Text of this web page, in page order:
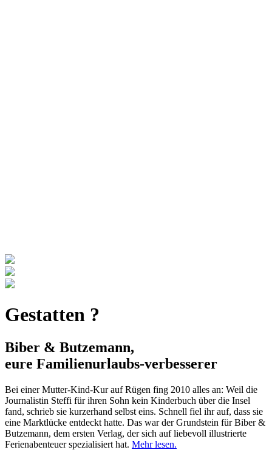
Gestatten ?
Biber & Butzemann,
eure Familienurlaubs-verbesserer
Bei einer Mutter-Kind-Kur auf Rügen fing 2010 alles an: Weil die
Journalistin Steffi für ihren Sohn kein Kinderbuch über die Insel
fand, schrieb sie kurzerhand selbst eins. Schnell fiel ihr auf, dass sie
eine Marktlücke entdeckt hatte. Das war der Grundstein für Biber &
Butzemann, dem ersten Verlag, der sich auf liebevoll illustrierte
Ferienabenteuer spezialisiert hat. Mehr lesen.